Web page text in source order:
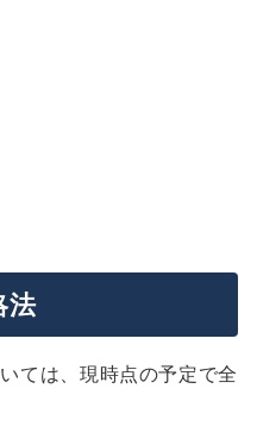
法
ては、現時点の予定で全